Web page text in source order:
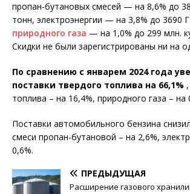
пропан-бутановых смесей — на 8,6% до
тонн, электроэнергии — на 3,8% до 3690
природного газа — на 1,0% до 299 млн.
Скидки не были зарегистрированы ни на
По сравнению с январем 2024 года
поставки твердого топлива на 66,1%
топлива – на 16,4%, природного газа – на
Поставки автомобильного бензина
смеси пропан-бутановой – на 2,6%,
0,6%.
ПРЕДЫДУЩАЯ
Расширение газового